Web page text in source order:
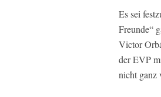
Es sei
Freunde“
Victor
der EVP
nicht ganz